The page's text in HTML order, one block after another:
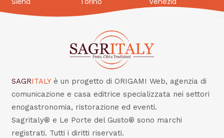
SAGRITALY è un progetto di ORIGAMI Web, agenzia di
comunicazione e casa editrice specializzata nei settori
enogastronomia, ristorazione ed eventi.
Sagritaly® e Le Porte del Gusto® sono marchi
registrati. Tutti i diritti riservati.